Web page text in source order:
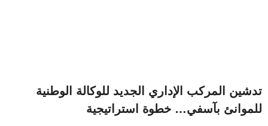
تدشين المركب الإداري الجديد للوكالة الوطنية
للموانئ بآسفي… خطوة استراتيجية